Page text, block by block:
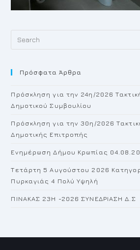
Πρόσφατα Άρθρα
Πρόσκληση για την 24η/2026
Δημοτικού Συμβουλίου
Πρόσκληση για την 30η/2026
Δημοτικής Επιτροπής
Ενημέρωση Δήμου Κρωπίας
Τετάρτη 5 Αυγούστου 2026
Πυρκαγιάς 4 Πολύ Υψηλή
ΠΙΝΑΚΑΣ 23H -2026 ΣΥΝΕΔΡΙΑΣΗ Δ.Σ